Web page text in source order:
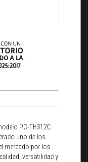
PC-TH312C
uno de los
mercado por los
versatilidad y